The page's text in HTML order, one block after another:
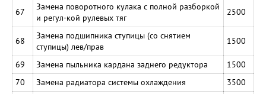
67
Замена поворотного кулака с полной разборкой
и регул-кой рулевых тяг
2500
68
Замена подшипника ступицы (со снятием
ступицы) лев/прав
1500
69 Замена пыльника кардана заднего редуктора
1500
70
Замена радиатора системы охлаждения
3500